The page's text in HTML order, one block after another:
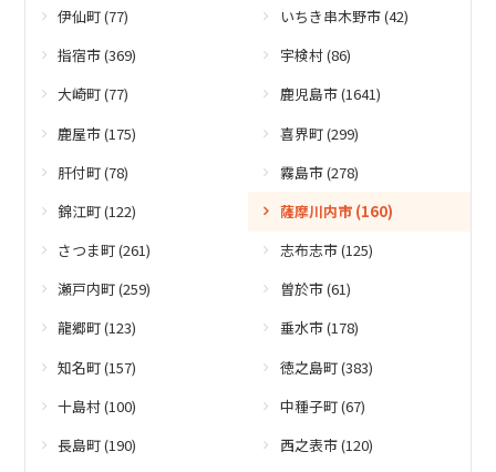
伊仙町 (77)
いちき串木野市 (42)
指宿市 (369)
宇検村 (86)
大崎町 (77)
鹿児島市 (1641)
鹿屋市 (175)
喜界町 (299)
肝付町 (78)
霧島市 (278)
錦江町 (122)
薩摩川内市 (160)
さつま町 (261)
志布志市 (125)
瀬戸内町 (259)
曽於市 (61)
龍郷町 (123)
垂水市 (178)
知名町 (157)
徳之島町 (383)
十島村 (100)
中種子町 (67)
長島町 (190)
西之表市 (120)